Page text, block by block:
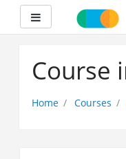
Side panel
Course
Home Courses